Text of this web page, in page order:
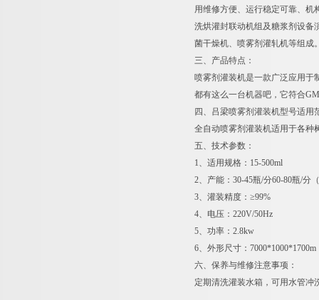
用维修方便、运行稳定可靠、机
洗烘灌封联动机组及糖浆剂设备
菌干燥机、喷雾剂灌轧机等组成
三、产品特点：
喷雾剂灌装机是一款广泛应用于
都有这么一台机器吧，它符合
四、吕梁喷雾剂灌装机型号适用
全自动喷雾剂灌装机适用于各种
五、技术参数：
1、适用规格：15-500ml
2、产能：30-45瓶/分60-80瓶/分
3、灌装精度：≥99%
4、电压：220V/50Hz
5、功率：2.8kw
6、外形尺寸：7000*1000*1700m
六、保养与维修注意事项：
定期清洗灌装水箱，可用水管冲